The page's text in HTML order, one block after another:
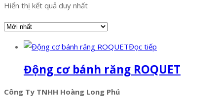
Hiển thị kết quả duy nhất
Đọc tiếp
Động cơ bánh răng ROQUET
Công Ty TNHH Hoàng Long Phú